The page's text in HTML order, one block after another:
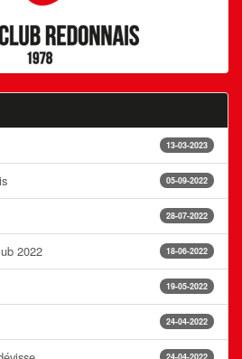
13-03-2023
05-09-2022
28-07-2022
18-06-2022
2022
19-05-2022
24-04-2022
24-04-2022